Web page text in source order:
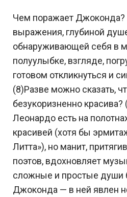
Чем поражает
выражения, глубиной
обнаруживающей себя в
полуулыбке, взгляде,
готовом откликнуться и
(8)Разве можно сказать,
безукоризненно красива?
Леонардо есть на
красивей (хотя бы
Литта»), но манит,
поэтов, вдохновляет
сложные и простые души
Джоконда — в ней явлен